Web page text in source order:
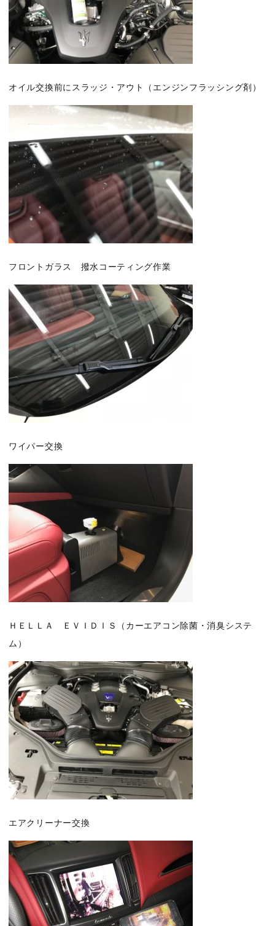
オイル交換前にスラッジ・アウト（エンジンフラッシング剤）
フロントガラス 撥水コーティング作業
ワイパー交換
ＨＥＬＬＡ ＥＶＩＤＩＳ（カーエアコン除菌・消臭システ
ム）
エアクリーナー交換